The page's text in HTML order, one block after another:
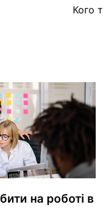
Кого
на роботі в